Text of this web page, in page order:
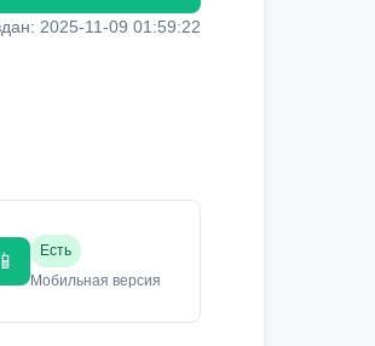
2025-11-09 01:59:22
📱
Есть
Мобильная версия